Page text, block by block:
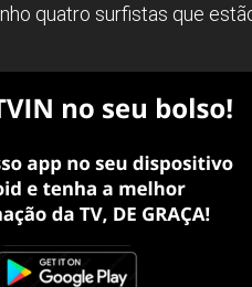
quatro surfistas que